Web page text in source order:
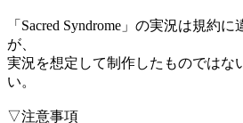
「Sacred Syndrome」の実況は規約
が、
実況を想定して制作したものではな
い。
▽注意事項